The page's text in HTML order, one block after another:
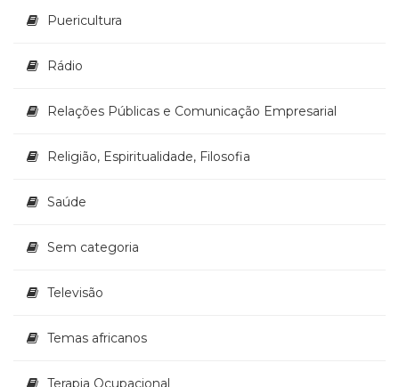
Puericultura
Rádio
Relações Públicas e Comunicação Empresarial
Religião, Espiritualidade, Filosofia
Saúde
Sem categoria
Televisão
Temas africanos
Terapia Ocupacional